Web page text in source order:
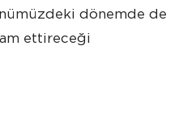
dönemde de
ettireceği